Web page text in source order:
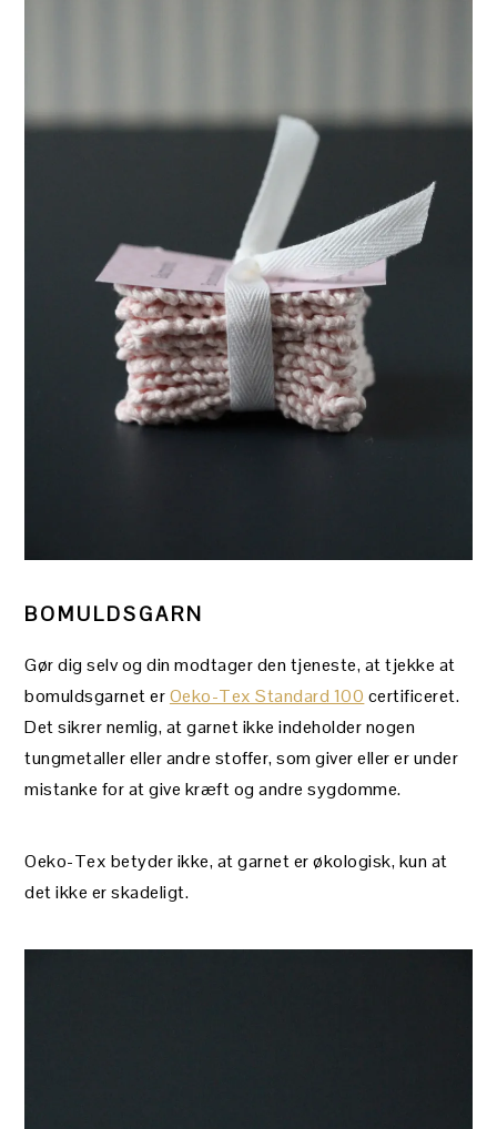
BOMULDSGARN
Gør dig selv og din modtager den tjeneste, at tjekke at
bomuldsgarnet erOeko-Tex Standard 100 certificeret.
Det sikrer nemlig, at garnet ikke indeholder nogen
tungmetaller eller andre stoffer, som giver eller er under
mistanke for at give kræft og andre sygdomme.
Oeko-Tex betyder ikke, at garnet er økologisk, kun at
det ikke er skadeligt.